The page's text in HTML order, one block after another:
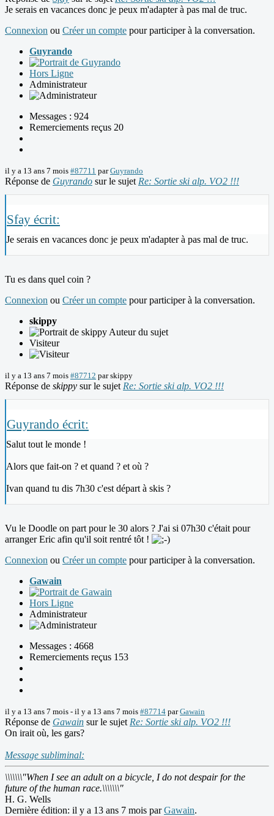
Je serais en vacances donc je peux m'adapter à pas mal de truc.
Connexion ou Créer un compte pour participer à la conversation.
Guyrando
Hors Ligne
Administrateur
Messages : 924
Remerciements reçus 20
il y a 13 ans 7 mois #87711 parGuyrando
Réponse de Guyrando sur le sujet Re: Sortie ski alp. VO2 !!!
Sfay écrit:
Je serais en vacances donc je peux m'adapter à pas mal de truc.
Tu es dans quel coin ?
Connexion ou Créer un compte pour participer à la conversation.
skippy
Auteur du sujet
Visiteur
il y a 13 ans 7 mois #87712 parskippy
Réponse de skippy sur le sujet Re: Sortie ski alp. VO2 !!!
Guyrando écrit:
Salut tout le monde !
Alors que fait-on ? et quand ? et où ?
Ivan quand tu dis 7h30 c'est départ à skis ?
Vu le Doodle on part pour le 30 alors ? J'ai si 07h30 c'était pour
arranger Eric afin qu'il soit rentré tôt !
Connexion ou Créer un compte pour participer à la conversation.
Gawain
Hors Ligne
Administrateur
Messages : 4668
Remerciements reçus 153
il y a 13 ans 7 mois - il y a 13 ans 7 mois #87714 parGawain
Réponse de Gawain sur le sujet Re: Sortie ski alp. VO2 !!!
On irait où, les gars?
Message subliminal:
\\\\\\\"When I see an adult on a bicycle, I do not despair for the
future of the human race.\\\\\\\"
H. G. Wells
Dernière édition: il y a 13 ans 7 mois parGawain.